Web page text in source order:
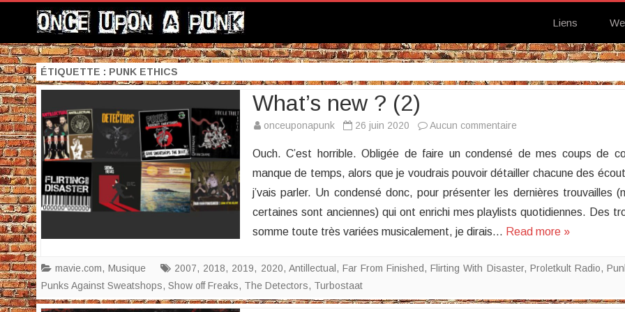
Liens
ÉTIQUETTE : PUNK ETHICS
What’s new ? (2)
onceuponapunk 26 juin 2020 Aucun commentaire
new
?
(2)
Ouch. C’est horrible. Obligée de faire un condensé de mes coups de
manque de temps, alors que je voudrais pouvoir détailler chacune des
j’vais parler. Un condensé donc, pour présenter les dernières trouvailles
certaines sont anciennes) qui ont enrichi mes playlists quotidiennes. Des
somme toute très variées musicalement, je dirais… Read more »
mavie.com,Musique 2007, 2018, 2019, 2020, Antillectual , Far From Finished,Flirting With Disaster, Proletkult Radio,
Punks Against Sweatshops, Show off Freaks, The Detectors, Turbostaat